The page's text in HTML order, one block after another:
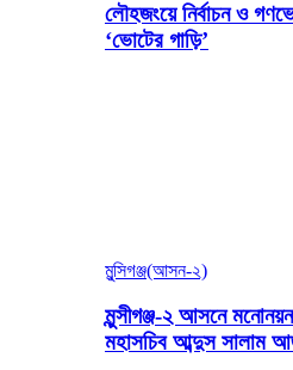
লৌহজংয়ে নির্বাচন ও
‘ভোটের গাড়ি’
মুন্সিগঞ্জ(আসন-২)
মুন্সীগঞ্জ-২ আসনে
মহাসচিব আব্দুস সালাম